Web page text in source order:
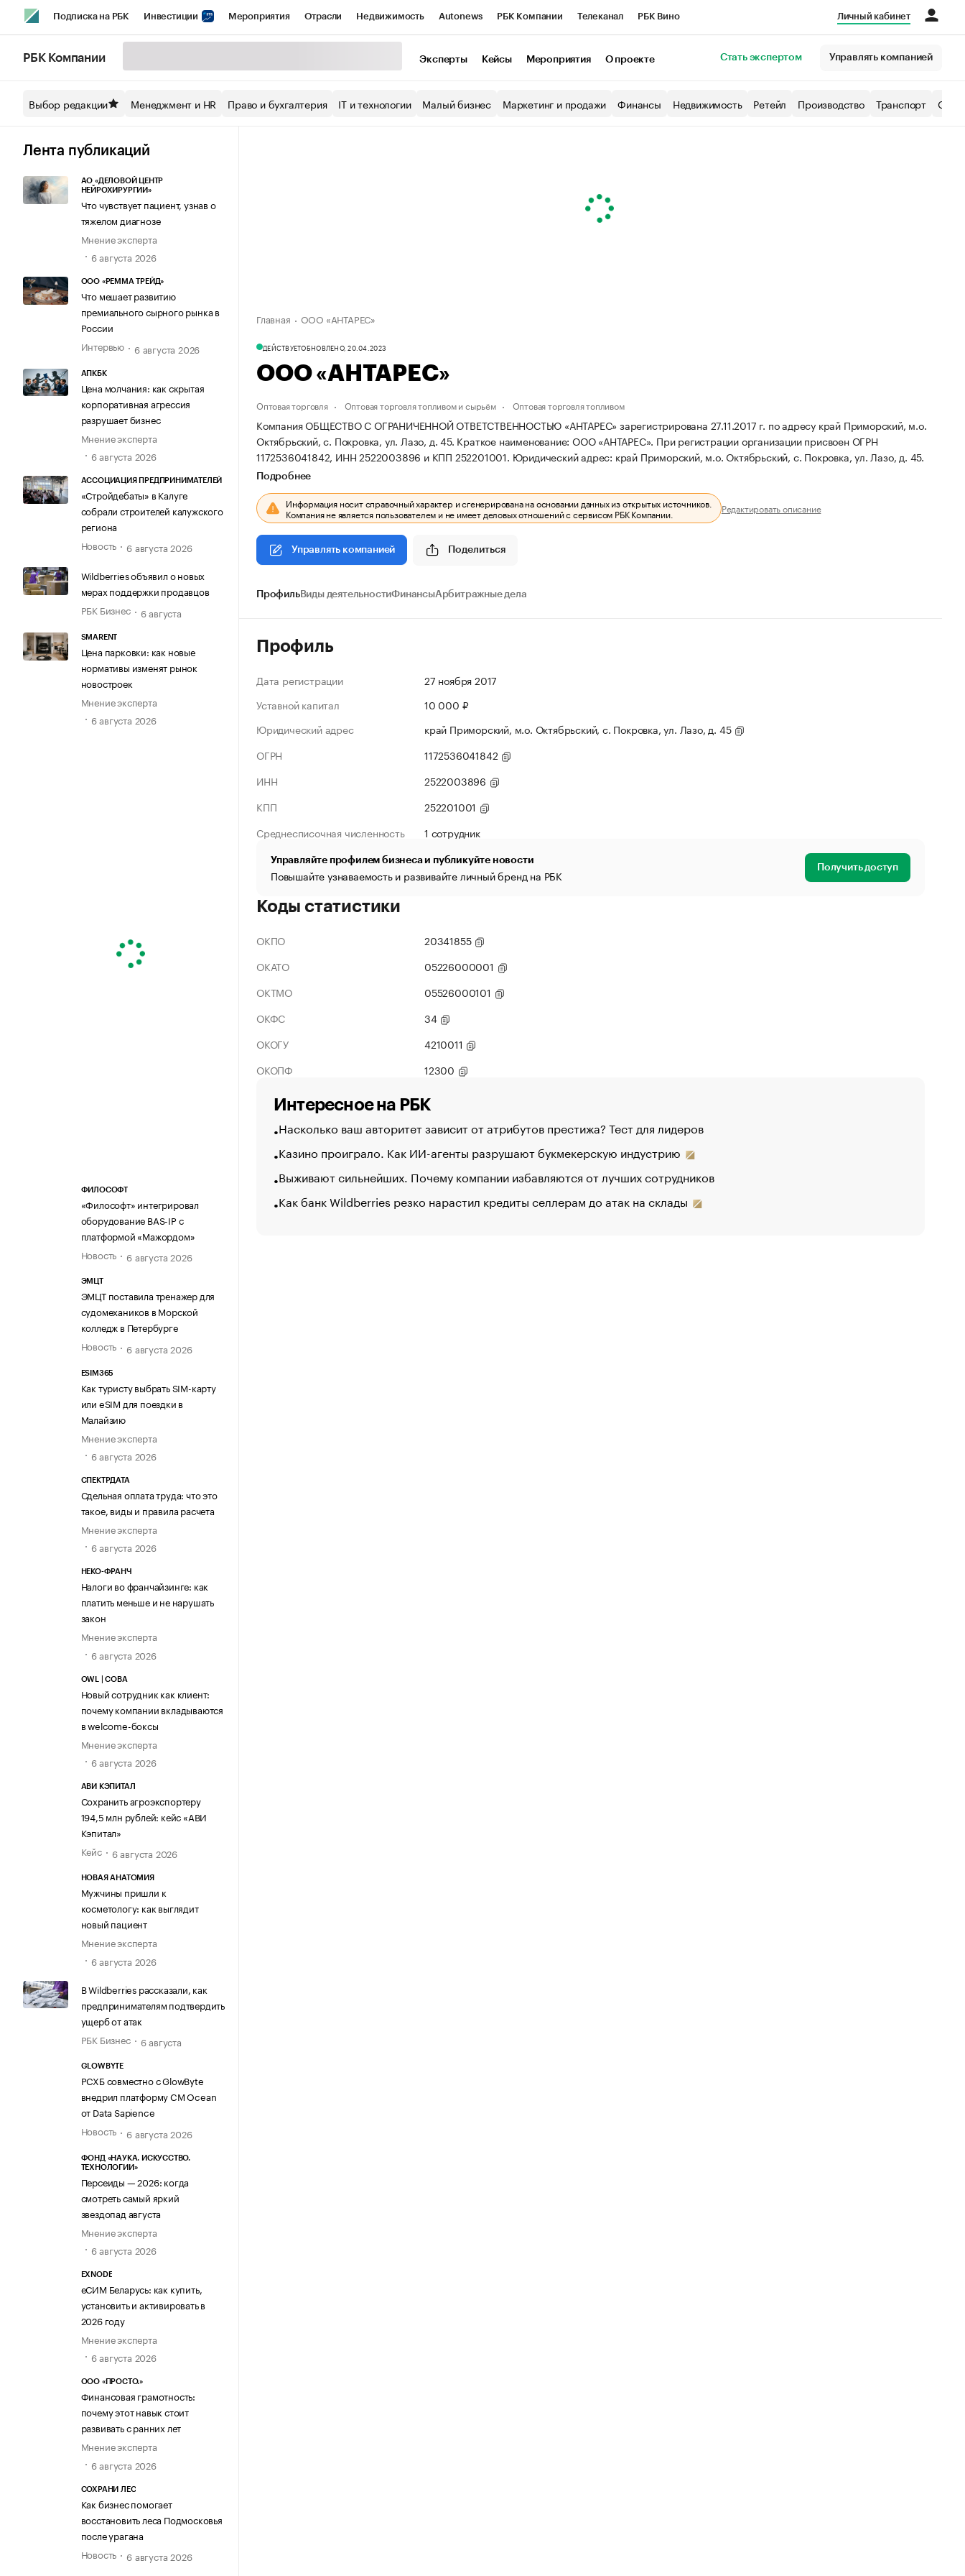
Подписка на РБК Инвестиции Мероприятия Отрасли Недвижимость Autonews РБК Компании Телеканал РБК Вино
Спецпроекты СПб Конференции СПб Спецпроекты Экономика Бизнес
Технологии и медиа
Личный кабинет
РБК Компании Эксперты Кейсы Мероприятия О проекте Стать экспертом Управлять компанией
Выбор редакции Менеджмент и HR Право и бухгалтерия IT и технологии Малый бизнес Маркетинг и продажи Финансы Недвижимость Ретейл Производство Транспорт
Лента публикаций
АО «ДЕЛОВОЙ ЦЕНТР
НЕЙРОХИРУРГИИ»
Что чувствует пациент, узнав о
тяжелом диагнозе
Мнение эксперта
6 августа 2026
ООО «РЕММА ТРЕЙД»
Что мешает развитию
премиального сырного рынка в
России
Интервью
6 августа 2026
АПКБК
Цена молчания: как скрытая
корпоративная агрессия
разрушает бизнес
Мнение эксперта
6 августа 2026
АССОЦИАЦИЯ ПРЕДПРИНИМАТЕЛЕЙ
«Стройдебаты» в Калуге
собрали строителей калужского
региона
Новость
6 августа 2026
Wildberries объявил о новых
мерах поддержки продавцов
РБК Бизнес
6 августа
SMARENT
Цена парковки: как новые
нормативы изменят рынок
новостроек
Мнение эксперта
6 августа 2026
ФИЛОСОФТ
«Философт» интегрировал
оборудование BAS-IP с
платформой «Мажордом»
Новость
6 августа 2026
ЭМЦТ
ЭМЦТ поставила тренажер для
судомехаников в Морской
колледж в Петербурге
Новость
6 августа 2026
ESIM365
Как туристу выбрать SIM-карту
или eSIM для поездки в
Малайзию
Мнение эксперта
6 августа 2026
СПЕКТРДАТА
Сдельная оплата труда: что это
такое, виды и правила расчета
Мнение эксперта
6 августа 2026
НЕКО-ФРАНЧ
Налоги во франчайзинге: как
платить меньше и не нарушать
закон
Мнение эксперта
6 августа 2026
OWL | СОВА
Новый сотрудник как клиент:
почему компании вкладываются
в welcome-боксы
Мнение эксперта
6 августа 2026
АВИ КЭПИТАЛ
Сохранить агроэкспортеру
194,5 млн рублей: кейс «АВИ
Кэпитал»
Кейс
6 августа 2026
НОВАЯ АНАТОМИЯ
Мужчины пришли к
косметологу: как выглядит
новый пациент
Мнение эксперта
6 августа 2026
В Wildberries рассказали, как
предпринимателям подтвердить
ущерб от атак
РБК Бизнес
6 августа
GLOWBYTE
РСХБ совместно с GlowByte
внедрил платформу CM Ocean
от Data Sapience
Новость
6 августа 2026
ФОНД «НАУКА. ИСКУССТВО.
ТЕХНОЛОГИИ»
Персеиды — 2026: когда
смотреть самый яркий
звездопад августа
Мнение эксперта
6 августа 2026
EXNODE
еСИМ Беларусь: как купить,
установить и активировать в
2026 году
Мнение эксперта
6 августа 2026
ООО «ПРОСТО.»
Финансовая грамотность:
почему этот навык стоит
развивать с ранних лет
Мнение эксперта
6 августа 2026
СОХРАНИ ЛЕС
Как бизнес помогает
восстановить леса Подмосковья
после урагана
Новость
6 августа 2026
Главная ООО «АНТАРЕС»
ДЕЙСТВУЕТОБНОВЛЕНО, 20.04.2023
ООО «АНТАРЕС»
Оптовая торговля Оптовая торговля топливом и сырьём Оптовая торговля топливом
Компания ОБЩЕСТВО С ОГРАНИЧЕННОЙ ОТВЕТСТВЕННОСТЬЮ «АНТАРЕС» зарегистрирована 27.11.2017 г. по адресу край Приморский, м.о.
Октябрьский, с. Покровка, ул. Лазо, д. 45. Краткое наименование: ООО «АНТАРЕС». При регистрации организации присвоен ОГРН
1172536041842, ИНН 2522003896 и КПП 252201001. Юридический адрес: край Приморский, м.о. Октябрьский, с. Покровка, ул. Лазо, д. 45.
Подробнее
Информация носит справочный характер и сгенерирована на основании данных из открытых источников.
Компания не является пользователем и не имеет деловых отношений с сервисом РБК Компании. Редактировать описание
Управлять компанией Поделиться
ПрофильВиды деятельностиФинансыАрбитражные дела
Профиль
Дата регистрации
27 ноября 2017
Уставной капитал
10 000 ₽
Юридический адрес
край Приморский, м.о. Октябрьский, с. Покровка, ул. Лазо, д. 45
ОГРН
1172536041842
ИНН
2522003896
КПП
252201001
Среднесписочная численность
1 сотрудник
Управляйте профилем бизнеса и публикуйте новости
Повышайте узнаваемость и развивайте личный бренд на РБК Получить доступ
Коды статистики
ОКПО
20341855
ОКАТО
05226000001
ОКТМО
05526000101
ОКФС
34
ОКОГУ
4210011
ОКОПФ
12300
Интересное на РБК
Насколько ваш авторитет зависит от атрибутов престижа? Тест для лидеров
Казино проиграло. Как ИИ-агенты разрушают букмекерскую индустрию
Выживают сильнейших. Почему компании избавляются от лучших сотрудников
Как банк Wildberries резко нарастил кредиты селлерам до атак на склады